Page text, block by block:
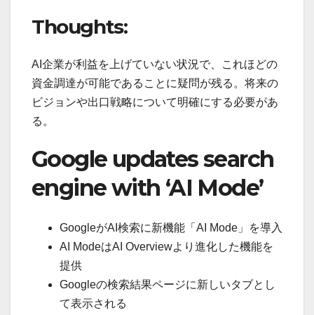
Thoughts:
AI企業が利益を上げていない状況で、これほどの
資金調達が可能であることに疑問が残る。将来の
ビジョンや出口戦略について明確にする必要があ
る。
Google updates search
engine with ‘AI Mode’
GoogleがAI検索に新機能「AI Mode」を導入
AI ModeはAI Overviewより進化した機能を
提供
Googleの検索結果ページに新しいタブとし
て表示される